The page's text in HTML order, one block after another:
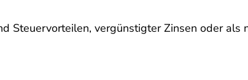
Steuervorteilen, vergünstigter Zinsen oder als